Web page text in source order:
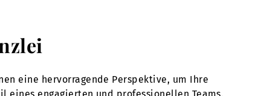
eine hervorragende Perspektive, um Ihre